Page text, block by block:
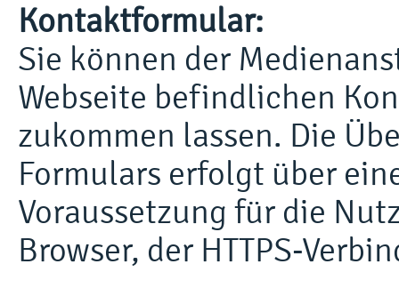
Kontaktformular:
Sie können der
Webseite befindlichen
zukommen lassen. Die
Formulars erfolgt über
Voraussetzung für die
Browser, der HTTPS-